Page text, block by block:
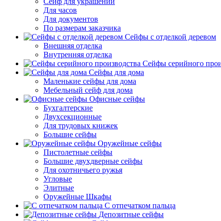
Для часов
Для документов
По размерам заказчика
Сейфы с отделкой деревом
Внешняя отделка
Внутренняя отделка
Сейфы серийного
Сейфы для дома
Маленькие сейфы для дома
Мебельный сейф для дома
Офисные сейфы
Бухгалтерские
Двухсекционные
Для трудовых книжек
Большие сейфы
Оружейные сейфы
Пистолетные сейфы
Большие двухдверные сейфы
Для охотничьего ружья
Угловые
Элитные
Оружейные Шкафы
С отпечатком пальца
Депозитные сейфы